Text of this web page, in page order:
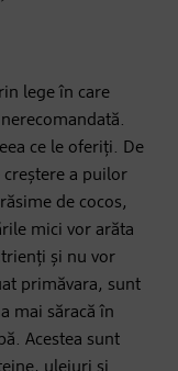
lege în care
ce le oferiți. De
a puilor
de cocos,
mici vor arăta
și nu vor
primăvara, sunt
mai săracă în
Acestea sunt
uleiuri și